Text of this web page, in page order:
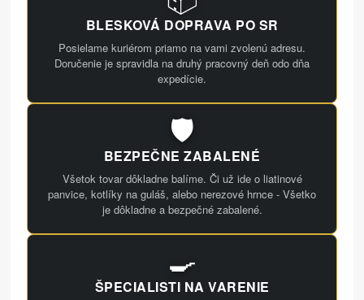
BLESKOVÁ DOPRAVA PO SR
Posielame kuriérom priamo na vami zvolenú adresu.
Doručenie je spravidla na druhý pracovný deň odo dňa
expedície.
🛡️
BEZPEČNE ZABALENÉ
Všetok tovar dôkladne balíme. Či už ide o liatinové
panvice, kotlíky na guláš, alebo nerezové hrnce - Všetko
je dôkladne a bezpečné zabalené.
🍳
ŠPECIALISTI NA VARENIE